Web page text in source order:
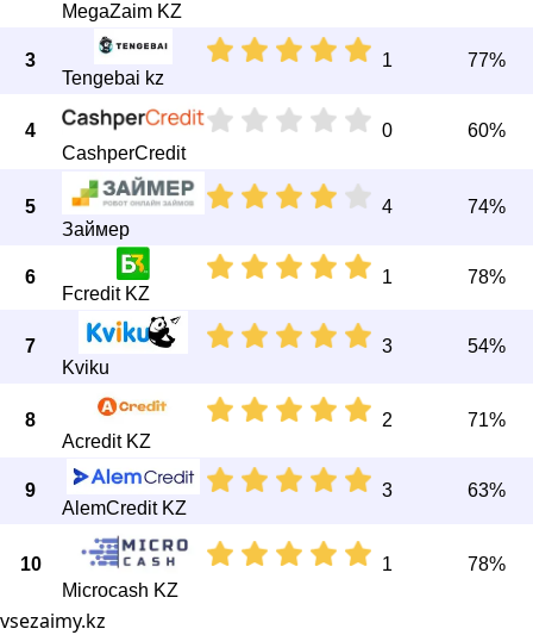
MegaZaim KZ
3
Tengebai kz
1 77%
4
CashperCredit
0 60%
5
Займер
4 74%
6
Fcredit KZ
1 78%
7
Kviku
3 54%
8
Acredit KZ
2 71%
9
AlemCredit KZ
3 63%
10
Microcash KZ
1 78%
vsezaimy.kz